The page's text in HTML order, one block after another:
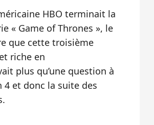
HBO terminait la
« Game of Thrones », le
que cette troisième
riche en
plus qu’une question à
4 et donc la suite des